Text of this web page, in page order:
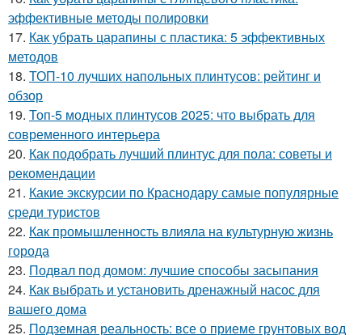
эффективные методы полировки
17. Как убрать царапины с пластика: 5 эффективных
методов
18. ТОП-10 лучших напольных плинтусов: рейтинг и
обзор
19. Топ-5 модных плинтусов 2025: что выбрать для
современного интерьера
20. Как подобрать лучший плинтус для пола: советы и
рекомендации
21. Какие экскурсии по Краснодару самые популярные
среди туристов
22. Как промышленность влияла на культурную жизнь
города
23. Подвал под домом: лучшие способы засыпания
24. Как выбрать и установить дренажный насос для
вашего дома
25. Подземная реальность: все о приеме грунтовых вод